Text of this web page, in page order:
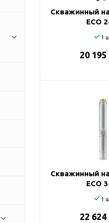
Скважинный
ECO
1
20 195
Скважинный
ECO
1
22 624